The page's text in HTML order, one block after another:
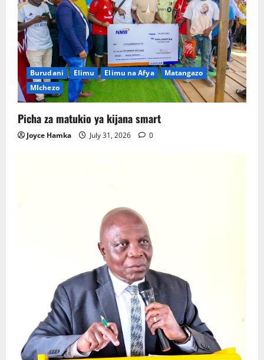
Burudani Elimu Elimu na Afya
Matangazo
MIchezo
Picha za matukio ya kijana smart
Joyce Hamka July 31, 2026 0